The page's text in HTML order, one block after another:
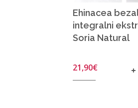
Ehinacea
integralni
Soria Natural
21,90€